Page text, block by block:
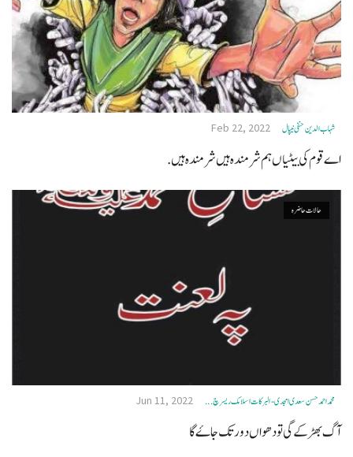
شہاب الدین حنفی نیپال Feb 22, 2022
اےقوم کی بیٹیاں ہم شرمندہ ہیں شرمندہ ہیں.
حالات حاضرہ
محمد احمد حسن سعدی امجدی - البرکات اسلامک ریسرچ ... Jun 11, 2022
آگ بھڑکے گی تو دھواں دور تک جاۓ گا